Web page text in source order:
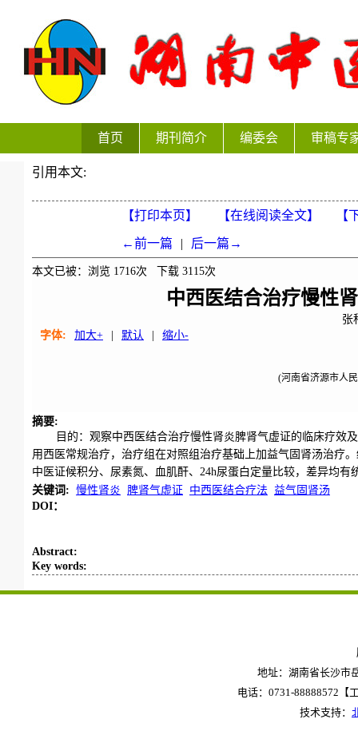
首页 期刊简介 编委会 审稿专
引用本文:
【打印本页】 【在线阅读全文】 【
←前一篇 | 后一篇→
本文已被：浏览 1716次 下载 3115次
中西医结合治疗慢性
张
字体:
加大+ 默认 缩小-
(河南省济源市人
摘要:
目的：观察中西医结合治疗慢性肾炎脾肾气虚证的临床疗效
用西医常规治疗，治疗组在对照组治疗基础上加益气固肾汤治疗
中医证候积分、尿素氮、血肌酐、24h尿蛋白定量比较，差异均
关键词 : 慢性肾炎 脾肾气虚证 中西医结合疗法 益气固肾汤
DOI：
Abstract:
Key words:
地址：湖南省长沙市
电话：0731-88888572【
技术支持：